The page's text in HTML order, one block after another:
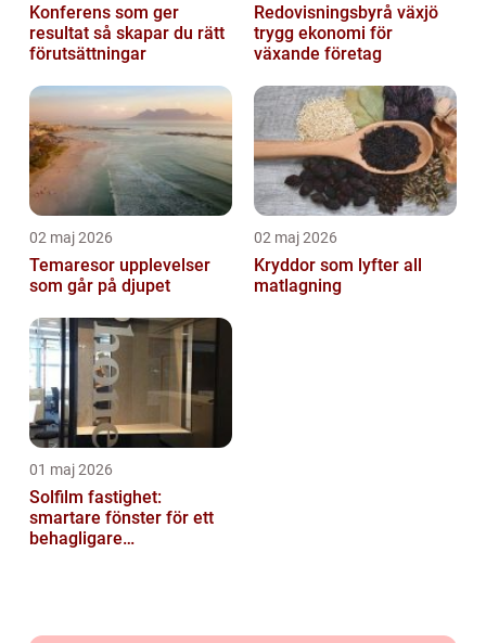
Konferens som ger
resultat så skapar du rätt
förutsättningar
Redovisningsbyrå växjö
trygg ekonomi för
växande företag
02 maj 2026
Temaresor upplevelser
som går på djupet
02 maj 2026
Kryddor som lyfter all
matlagning
01 maj 2026
Solfilm fastighet:
smartare fönster för ett
behagligare